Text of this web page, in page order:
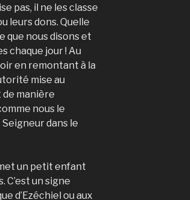
pas, il ne les classe
leurs dons. Quelle
que nous disons et
chaque jour ! Au
en remontant à la
mise au
de manière
nous le
dans le
un petit enfant
C’est un signe
d’Ezéchiel ou aux